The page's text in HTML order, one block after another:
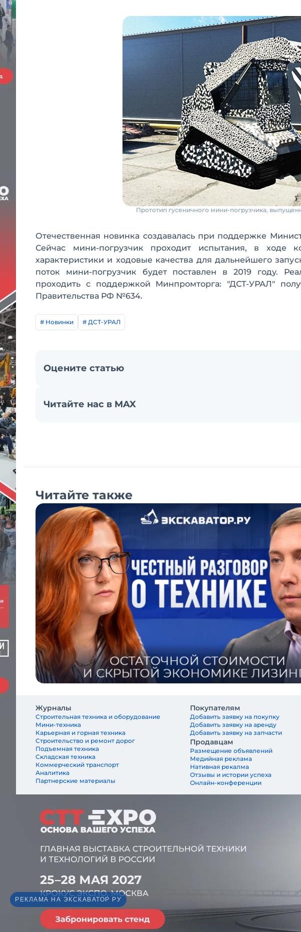
Прототип гусеничного мини-погрузчика,
Отечественная новинка создавалась при поддержке
Сейчас мини-погрузчик проходит испытания, в ходе
характеристики и ходовые качества для дальнейшего
поток мини-погрузчик будет поставлен в 2019 году.
проходить с поддержкой Минпромторга: "ДСТ-УРАЛ"
Правительства РФ №634.
# Новинки # ДСТ-УРАЛ
Оцените статью
Читайте нас в MAX
Читайте также
Журналы
Строительная техника и оборудование
Мини-техника
Карьерная и горная техника
Строительство и ремонт дорог
Подъемная техника
Складская техника
Коммерческий транспорт
Аналитика
Партнерские материалы
Покупателям
Добавить заявку на покупку
Добавить заявку на аренду
Добавить заявку на запчасти
Продавцам
Размещение объявлений
Медийная реклама
Нативная рекалма
Отзывы и истории успеха
Онлайн-конференции